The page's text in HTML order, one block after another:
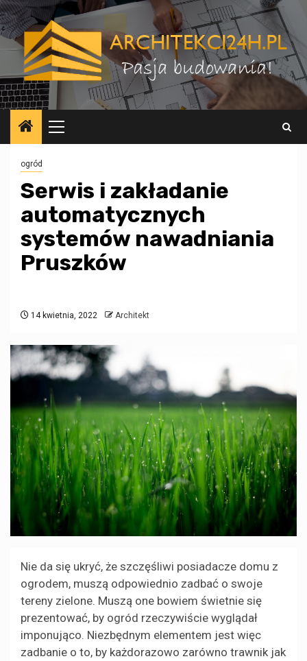
Przejdź
do
treści
Menu
główne
ogród
Serwis i zakładanie
automatycznych
systemów nawadniania
Pruszków
14 kwietnia, 2022 Architekt
Nie da się ukryć, że szczęśliwi posiadacze domu z
ogrodem, muszą odpowiednio zadbać o swoje
tereny zielone. Muszą one bowiem świetnie się
prezentować, by ogród rzeczywiście wyglądał
imponująco. Niezbędnym elementem jest więc
zadbanie o to, by każdorazowo zarówno trawnik jak